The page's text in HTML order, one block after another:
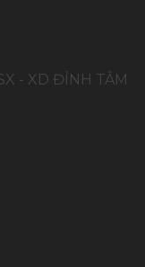
- XD ĐỈNH TÂM